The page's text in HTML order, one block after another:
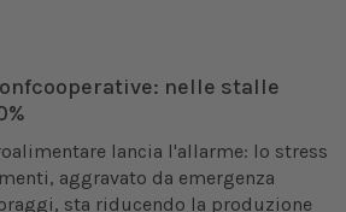
nelle stalle
lancia l'allarme: lo stress
aggravato da emergenza
sta riducendo la produzione